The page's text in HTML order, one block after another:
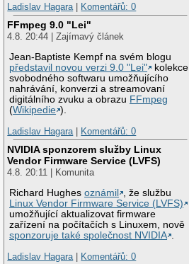
Ladislav Hagara
Komentářů: 0
FFmpeg 9.0 "Lei"
4.8. 20:44 | Zajímavý článek
Jean-Baptiste Kempf na svém blogu
představil novou verzi 9.0 "Lei"
kolekce
svobodného softwaru umožňujícího
nahrávání, konverzi a streamovaní
digitálního zvuku a obrazu FFmpeg
(Wikipedie ).
Ladislav Hagara | Komentářů: 0
NVIDIA sponzorem služby Linux
Vendor Firmware Service (LVFS)
4.8. 20:11 | Komunita
Richard Hughesoznámil
, že službu
Linux Vendor Firmware Service (LVFS)
umožňující aktualizovat firmware
zařízení na počítačích s Linuxem, nově
sponzoruje také společnost NVIDIA .
Ladislav Hagara | Komentářů: 0